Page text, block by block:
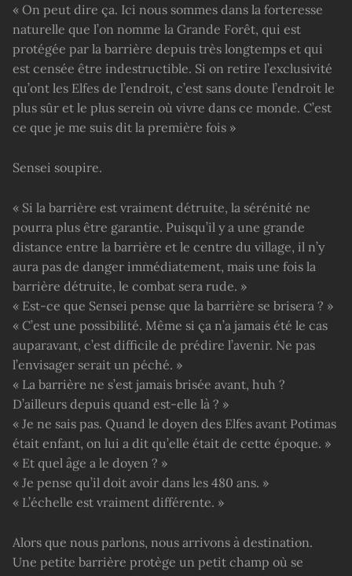
« On peut dire ça. Ici nous sommes dans la forteresse
naturelle que l’on nomme la Grande Forêt, qui est
protégée par la barrière depuis très longtemps et qui
est censée être indestructible. Si on retire l’exclusivité
qu’ont les Elfes de l’endroit, c’est sans doute l’endroit le
plus sûr et le plus serein où vivre dans ce monde. C’est
ce que je me suis dit la première fois »
Sensei soupire.
« Si la barrière est vraiment détruite, la sérénité ne
pourra plus être garantie. Puisqu’il y a une grande
distance entre la barrière et le centre du village, il n’y
aura pas de danger immédiatement, mais une fois la
barrière détruite, le combat sera rude. »
« Est-ce que Sensei pense que la barrière se brisera ? »
« C’est une possibilité. Même si ça n’a jamais été le cas
auparavant, c’est difficile de prédire l’avenir. Ne pas
l’envisager serait un péché. »
« La barrière ne s’est jamais brisée avant, huh ?
D’ailleurs depuis quand est-elle là ? »
« Je ne sais pas. Quand le doyen des Elfes avant Potimas
était enfant, on lui a dit qu’elle était de cette époque. »
« Et quel âge a le doyen ? »
« Je pense qu’il doit avoir dans les 480 ans. »
« L’échelle est vraiment différente. »
Alors que nous parlons, nous arrivons à destination.
Une petite barrière protège un petit champ où se